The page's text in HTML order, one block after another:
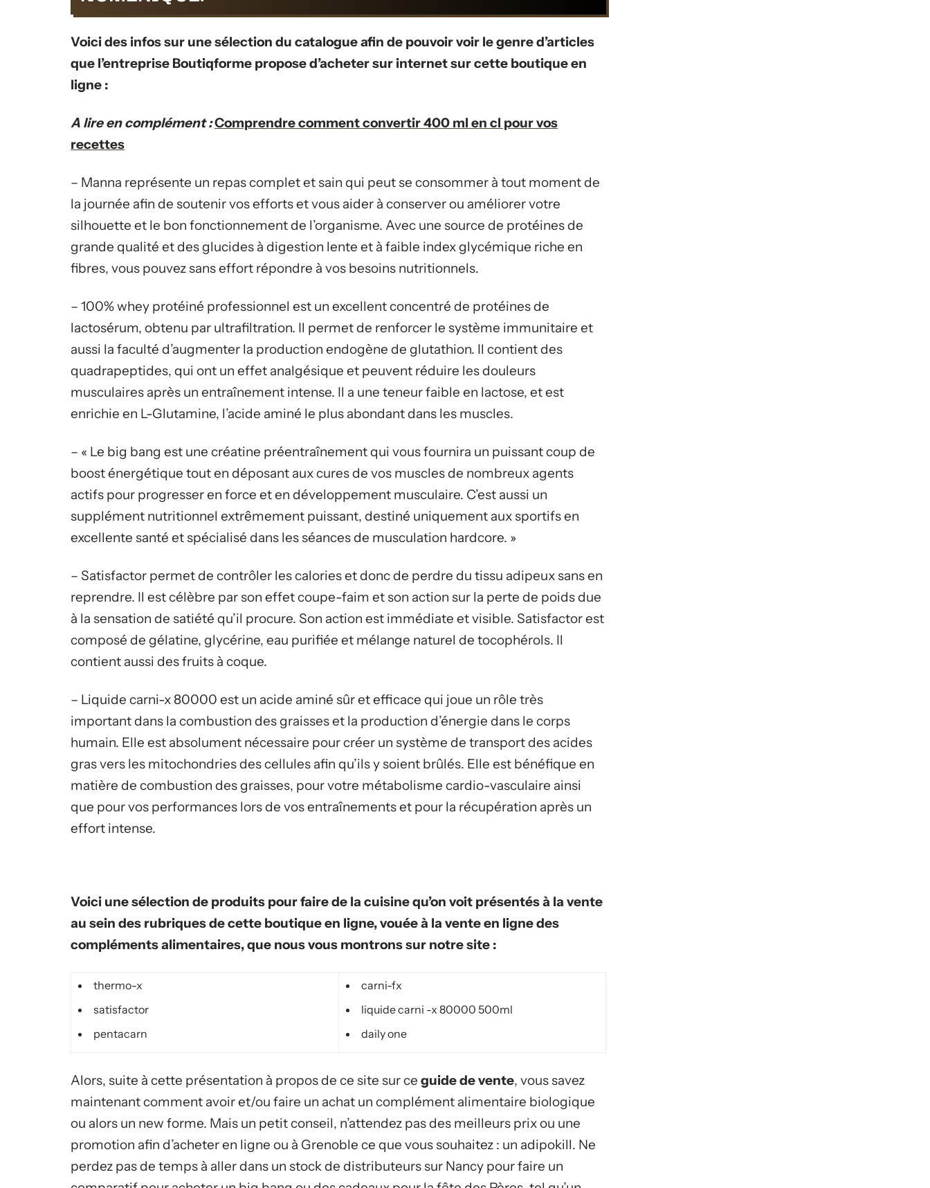
Voici des infos sur une sélection du catalogue afin de pouvoir voir le genre d’articles
que l’entreprise Boutiqforme propose d’acheter sur internet sur cette boutique en
ligne :
A lire en complément :Comprendre comment convertir 400 ml en cl pour vos
recettes
– Manna représente un repas complet et sain qui peut se consommer à tout moment de
la journée afin de soutenir vos efforts et vous aider à conserver ou améliorer votre
silhouette et le bon fonctionnement de l’organisme. Avec une source de protéines de
grande qualité et des glucides à digestion lente et à faible index glycémique riche en
fibres, vous pouvez sans effort répondre à vos besoins nutritionnels.
– 100% whey protéiné professionnel est un excellent concentré de protéines de
lactosérum, obtenu par ultrafiltration. Il permet de renforcer le système immunitaire et
aussi la faculté d’augmenter la production endogène de glutathion. Il contient des
quadrapeptides, qui ont un effet analgésique et peuvent réduire les douleurs
musculaires après un entraînement intense. Il a une teneur faible en lactose, et est
enrichie en L-Glutamine, l’acide aminé le plus abondant dans les muscles.
– « Le big bang est une créatine préentraînement qui vous fournira un puissant coup de
boost énergétique tout en déposant aux cures de vos muscles de nombreux agents
actifs pour progresser en force et en développement musculaire. C’est aussi un
supplément nutritionnel extrêmement puissant, destiné uniquement aux sportifs en
excellente santé et spécialisé dans les séances de musculation hardcore. »
– Satisfactor permet de contrôler les calories et donc de perdre du tissu adipeux sans en
reprendre. Il est célèbre par son effet coupe-faim et son action sur la perte de poids due
à la sensation de satiété qu’il procure. Son action est immédiate et visible. Satisfactor est
composé de gélatine, glycérine, eau purifiée et mélange naturel de tocophérols. Il
contient aussi des fruits à coque.
– Liquide carni-x 80000 est un acide aminé sûr et efficace qui joue un rôle très
important dans la combustion des graisses et la production d’énergie dans le corps
humain. Elle est absolument nécessaire pour créer un système de transport des acides
gras vers les mitochondries des cellules afin qu’ils y soient brûlés. Elle est bénéfique en
matière de combustion des graisses, pour votre métabolisme cardio-vasculaire ainsi
que pour vos performances lors de vos entraînements et pour la récupération après un
effort intense.
Voici une sélection de produits pour faire de la cuisine qu’on voit présentés à la vente
au sein des rubriques de cette boutique en ligne, vouée à la vente en ligne des
compléments alimentaires, que nous vous montrons sur notre site :
thermo-x
satisfactor
pentacarn
carni-fx
liquide carni -x 80000 500ml
daily one
Alors, suite à cette présentation à propos de ce site sur ce guide de vente, vous savez
maintenant comment avoir et/ou faire un achat un complément alimentaire biologique
ou alors un new forme. Mais un petit conseil, n’attendez pas des meilleurs prix ou une
promotion afin d’acheter en ligne ou à Grenoble ce que vous souhaitez : un adipokill. Ne
perdez pas de temps à aller dans un stock de distributeurs sur Nancy pour faire un